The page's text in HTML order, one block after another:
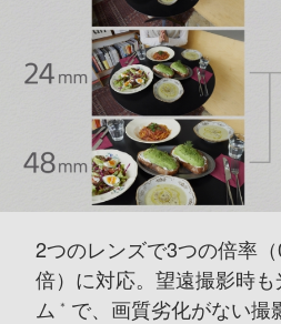
2つのレンズで3つの倍率
倍）に対応。 望遠撮影時
ム ＊ で、画質劣化がない撮